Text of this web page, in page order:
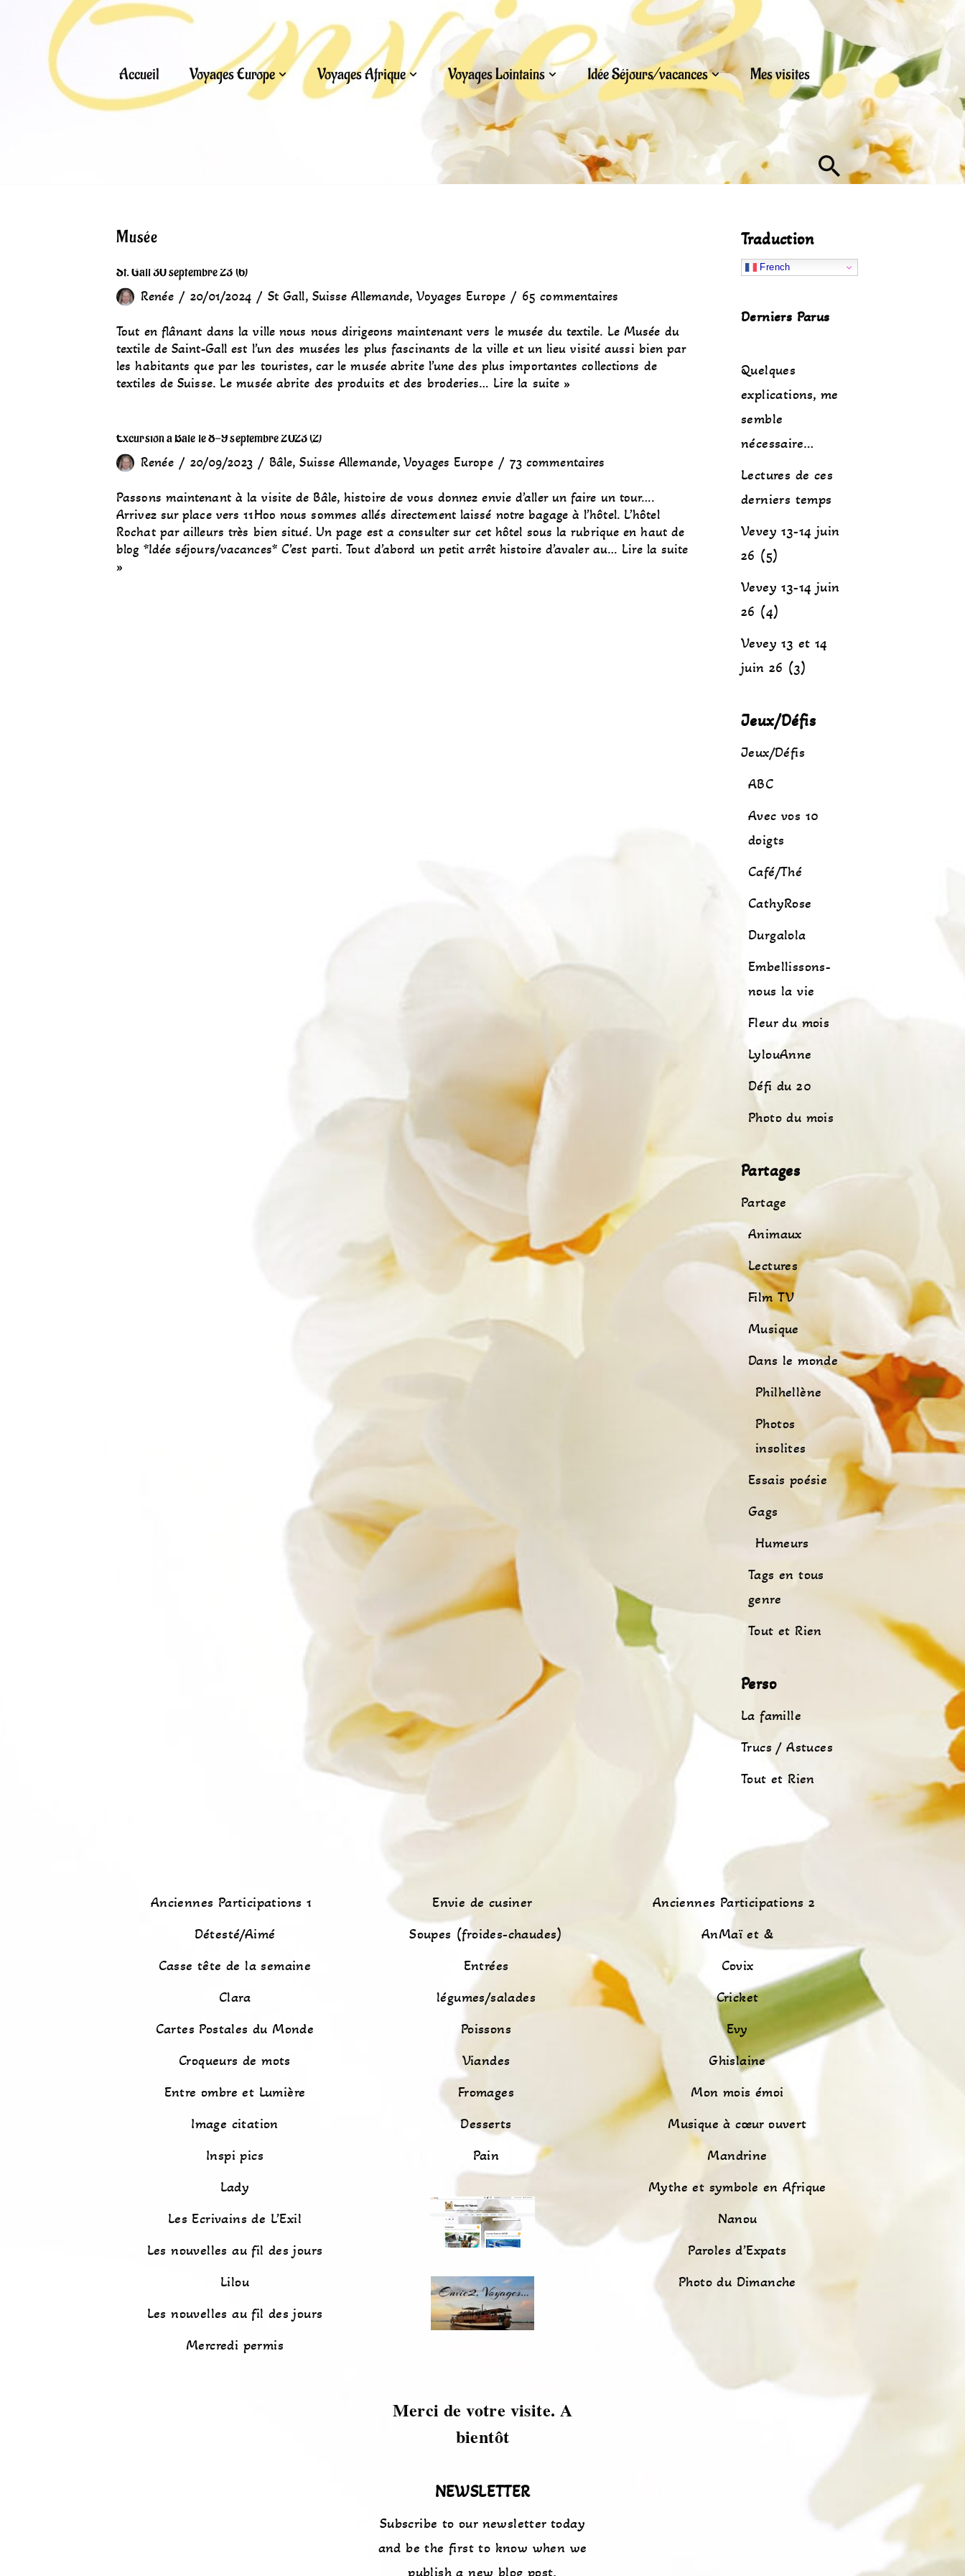
contenu
Accueil Voyages Europe Voyages Afrique Voyages Lointains Idée Séjours/vacances Mes visites
Musée
St. Gall 30 septembre 23 (6)
Renée 20/01/2024 St Gall, Suisse Allemande, Voyages Europe 65 commentaires
Tout en flânant dans la ville nous nous dirigeons maintenant vers le musée du textile. Le Musée du
textile de Saint-Gall est l’un des musées les plus fascinants de la ville et un lieu visité aussi bien par
les habitants que par les touristes, car le musée abrite l’une des plus importantes collections de
textiles de Suisse. Le musée abrite des produits et des broderies… Lire la suite »
Excursion à Bâle le 8-9 septembre 2023 (2)
Renée 20/09/2023 Bâle,Suisse Allemande,Voyages Europe 73 commentaires
Passons maintenant à la visite de Bâle, histoire de vous donnez envie d’aller un faire un tour….
Arrivez sur place vers 11Hoo nous sommes allés directement laissé notre bagage à l’hôtel. L’hôtel
Rochat par ailleurs très bien situé. Un page est a consulter sur cet hôtel sous la rubrique en haut de
blog *Idée séjours/vacances* C’est parti. Tout d’abord un petit arrêt histoire d’avaler au… Lire la suite
»
Traduction
French
Derniers Parus
Quelques
explications, me
semble
nécessaire…
Lectures de ces
derniers temps
Vevey 13-14 juin
26 (5)
Vevey 13-14 juin
26 (4)
Vevey 13 et 14
juin 26 (3)
Jeux/Défis
Jeux/Défis
ABC
Avec vos 10
doigts
Café/Thé
CathyRose
Durgalola
Embellissons-
nous la vie
Fleur du mois
LylouAnne
Défi du 20
Photo du mois
Partages
Partage
Animaux
Lectures
Film TV
Musique
Dans le monde
Philhellène
Photos
insolites
Essais poésie
Gags
Humeurs
Tags en tous
genre
Tout et Rien
Perso
La famille
Trucs / Astuces
Tout et Rien
Anciennes Participations 1
Détesté/Aimé
Casse tête de la semaine
Clara
Cartes Postales du Monde
Croqueurs de mots
Entre ombre et Lumière
Image citation
Inspi pics
Lady
Les Ecrivains de L’Exil
Les nouvelles au fil des jours
Lilou
Les nouvelles au fil des jours
Mercredi permis
Envie de cusiner
Soupes (froides-chaudes)
Entrées
légumes/salades
Poissons
Viandes
Fromages
Desserts
Pain
Anciennes Participations 2
AnMaï et &
Covix
Cricket
Evy
Ghislaine
Mon mois émoi
Musique à cœur ouvert
Mandrine
Mythe et symbole en Afrique
Nanou
Paroles d’Expats
Photo du Dimanche
Merci de votre visite. A
bientôt
NEWSLETTER
Subscribe to our newsletter today
and be the first to know when we
publish a new blog post.